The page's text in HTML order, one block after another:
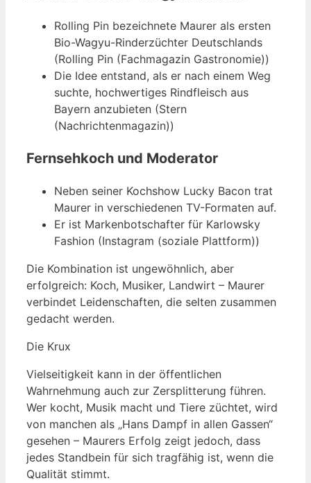
Rolling Pin bezeichnete Maurer als ersten
Bio-Wagyu-Rinderzüchter Deutschlands
(Rolling Pin (Fachmagazin Gastronomie))
Die Idee entstand, als er nach einem Weg
suchte, hochwertiges Rindfleisch aus
Bayern anzubieten (Stern
(Nachrichtenmagazin))
Fernsehkoch und Moderator
Neben seiner Kochshow Lucky Bacon trat
Maurer in verschiedenen TV-Formaten auf.
Er ist Markenbotschafter für Karlowsky
Fashion (Instagram (soziale Plattform))
Die Kombination ist ungewöhnlich, aber
erfolgreich: Koch, Musiker, Landwirt – Maurer
verbindet Leidenschaften, die selten zusammen
gedacht werden.
Die Krux
Vielseitigkeit kann in der öffentlichen
Wahrnehmung auch zur Zersplitterung führen.
Wer kocht, Musik macht und Tiere züchtet, wird
von manchen als „Hans Dampf in allen Gassen“
gesehen – Maurers Erfolg zeigt jedoch, dass
jedes Standbein für sich tragfähig ist, wenn die
Qualität stimmt.